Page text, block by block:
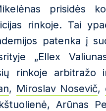
prisidės
rinkoje. Tai
patenka į
„Ellex
rinkoje arbitražo
, Miroslav Nosevič,
, Arūnas